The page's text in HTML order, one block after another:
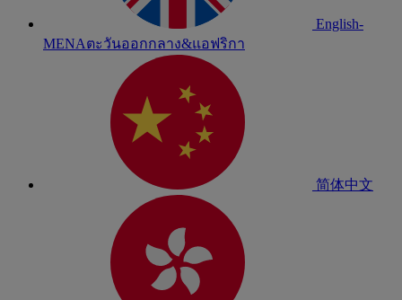
English-
MENAตะวันออกกลาง&แอฟริกา
简体中文